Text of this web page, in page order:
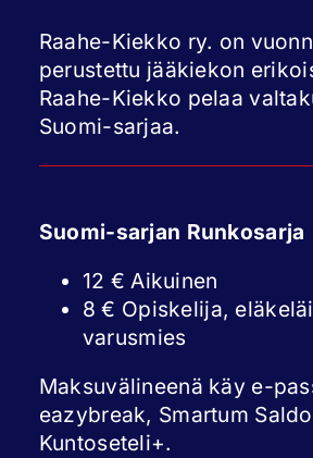
Raahe-Kiekko ry. on
perustettu jääkiekon
Raahe-Kiekko pelaa
Suomi-sarjaa.
Suomi-sarjan Runkosarja
12 € Aikuinen
8 € Opiskelija,
varusmies
Maksuvälineenä käy e-
eazybreak, Smartum
Kuntoseteli+.